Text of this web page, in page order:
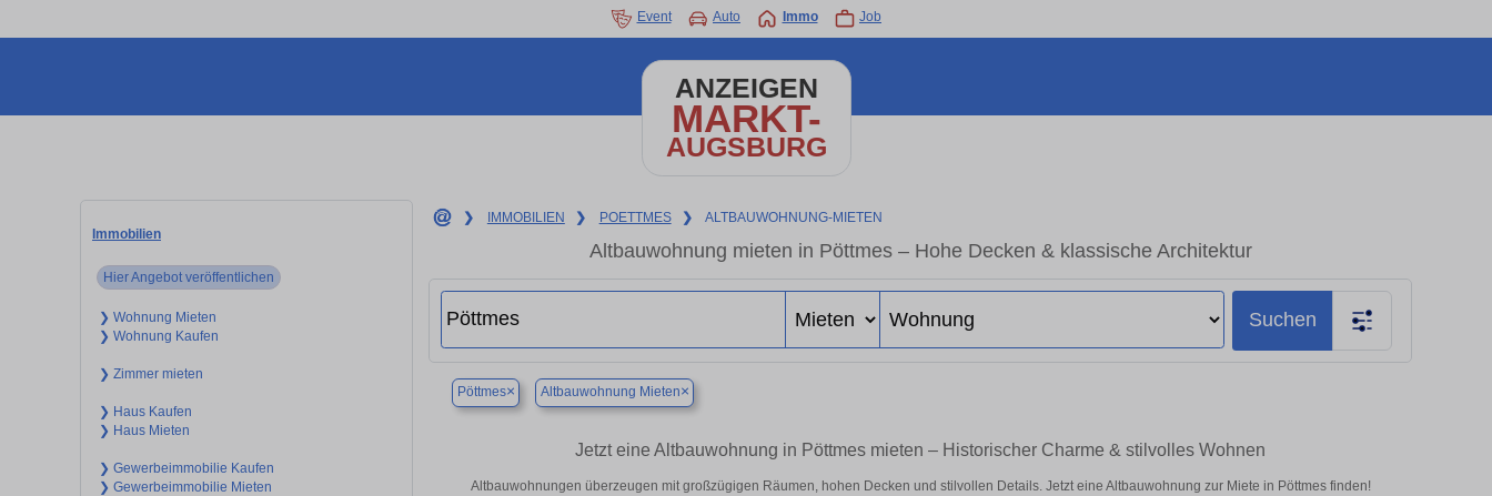
Event Auto Immo Job
ANZEIGEN
MARKT-
AUGSBURG
Immobilien
Hier Angebot veröffentlichen
❯ Wohnung Mieten
❯ Wohnung Kaufen
❯ Zimmer mieten
❯ Haus Kaufen
❯ Haus Mieten
❯ Gewerbeimmobilie Kaufen
❯ Gewerbeimmobilie Mieten
❯ IMMOBILIEN ❯ POETTMES ❯ ALTBAUWOHNUNG-MIETEN
Altbauwohnung mieten in Pöttmes – Hohe Decken & klassische Architektur
Suchen
Pöttmes× Altbauwohnung Mieten×
Jetzt eine Altbauwohnung in Pöttmes mieten – Historischer Charme & stilvolles Wohnen
Altbauwohnungen überzeugen mit großzügigen Räumen, hohen Decken und stilvollen Details. Jetzt eine Altbauwohnung zur Miete in Pöttmes finden!